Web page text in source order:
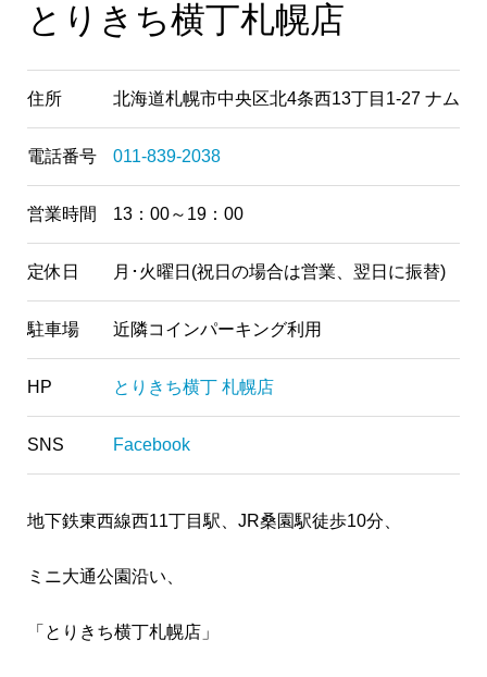
とりきち横丁札幌店
住所 北海道札幌市中央区北4条西13丁目1-27 ナムズ
電話番号 011-839-2038
営業時間 13：00～19：00
定休日 月･火曜日(祝日の場合は営業、翌日に振替)
駐車場 近隣コインパーキング利用
HP とりきち横丁 札幌店
SNS Facebook
地下鉄東西線西11丁目駅、JR桑園駅徒歩10分、
ミニ大通公園沿い、
「とりきち横丁札幌店」